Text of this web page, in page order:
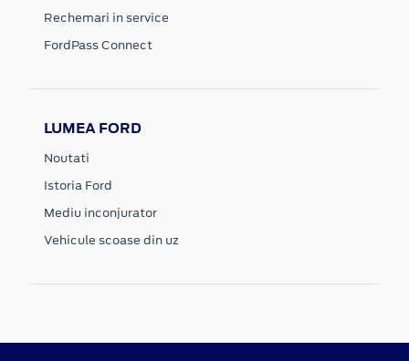
Rechemari in service
FordPass Connect
LUMEA FORD
Noutati
Istoria Ford
Mediu inconjurator
Vehicule scoase din uz